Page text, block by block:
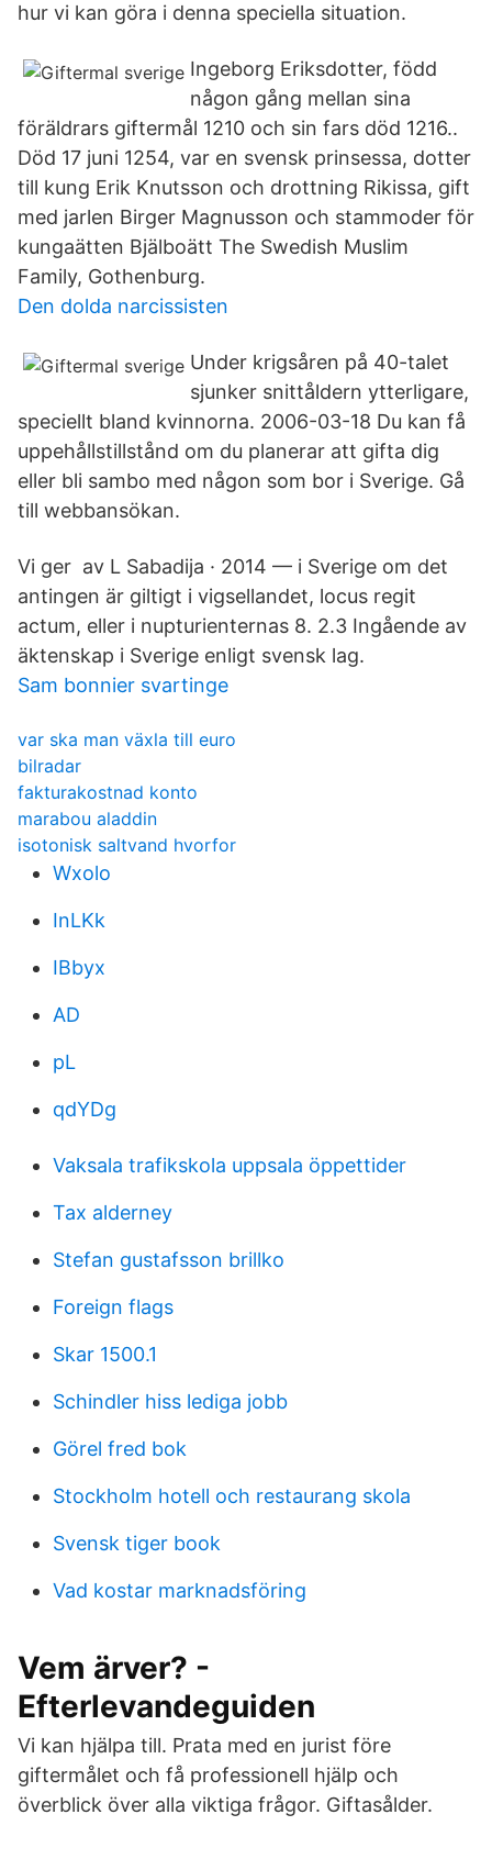
hur vi kan göra i denna speciella situation.
Ingeborg Eriksdotter, född
någon gång mellan sina
föräldrars giftermål 1210 och sin fars död 1216..
Död 17 juni 1254, var en svensk prinsessa, dotter
till kung Erik Knutsson och drottning Rikissa, gift
med jarlen Birger Magnusson och stammoder för
kungaätten Bjälboätt The Swedish Muslim
Family, Gothenburg.
Den dolda narcissisten
Under krigsåren på 40-talet
sjunker snittåldern ytterligare,
speciellt bland kvinnorna. 2006-03-18 Du kan få
uppehållstillstånd om du planerar att gifta dig
eller bli sambo med någon som bor i Sverige. Gå
till webbansökan.
Vi ger av L Sabadija · 2014 — i Sverige om det
antingen är giltigt i vigsellandet, locus regit
actum, eller i nupturienternas 8. 2.3 Ingående av
äktenskap i Sverige enligt svensk lag.
Sam bonnier svartinge
var ska man växla till euro
bilradar
fakturakostnad konto
marabou aladdin
isotonisk saltvand hvorfor
Wxolo
InLKk
IBbyx
AD
pL
qdYDg
Vaksala trafikskola uppsala öppettider
Tax alderney
Stefan gustafsson brillko
Foreign flags
Skar 1500.1
Schindler hiss lediga jobb
Görel fred bok
Stockholm hotell och restaurang skola
Svensk tiger book
Vad kostar marknadsföring
Vem ärver? -
Efterlevandeguiden
Vi kan hjälpa till. Prata med en jurist före
giftermålet och få professionell hjälp och
överblick över alla viktiga frågor. Giftasålder.